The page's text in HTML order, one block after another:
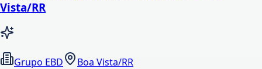
Vista/RR
Grupo EBD
Boa Vista/RR